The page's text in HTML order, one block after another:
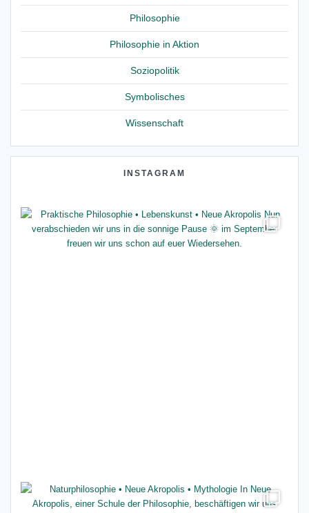
Philosophie
Philosophie in Aktion
Soziopolitik
Symbolisches
Wissenschaft
INSTAGRAM